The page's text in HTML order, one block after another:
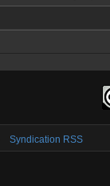
Syndication RSS